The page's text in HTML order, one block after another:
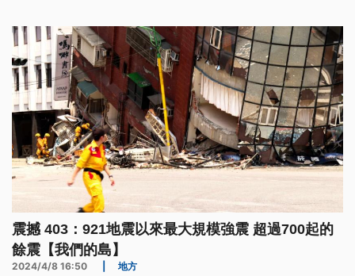
震撼 403：921地震以來最大規模強震 超過700起的
餘震【我們的島】
2024/4/8 16:50 地方